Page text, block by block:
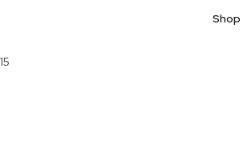
Shop